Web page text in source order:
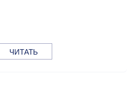
ЧИТАТЬ